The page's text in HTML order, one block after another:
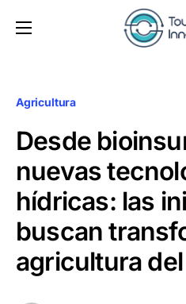
Agricultura
Desde
nuevas
hídricas: las
buscan
agricultura